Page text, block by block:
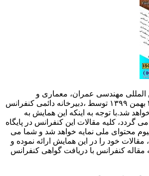
المللی مهندسی عمران، معماری و
شهرسازی در تاریخ ۲۳ بهمن ۱۳۹۹ توسط ،دبیرخانه دائمی کنفرانس
شد.با توجه به اینکه این همایش به
کلیه مقالات این کنفرانس در پایگاه
محتوای ملی نمایه خواهد شد و شما می
مقالات خود را در این همایش ارائه نموده و
مقاله کنفرانس با دریافت گواهی کنفرانس